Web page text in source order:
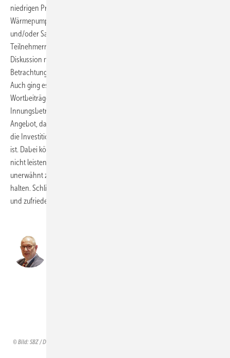
niedrigen Preisen beeindrucken lassen, die er durch
Wärmepumpenangebote im Web wahrnimmt. Fachunternehmer
und/oder Sachverständige, von denen es unter den Bufa-
Teilnehmern aus allen Landesverbänden etliche gibt, bereicherten die
Diskussion mit Beispielen über günstige Offerten, die bei genauer
Betrachtung als Minimalausstattungen eingeschätzt werden können.
Auch ging es um Mängel bei neu errichteten Anlagen. Aus den
Wortbeiträgen ließ sich zusammenfassen: Ein regional tätiger SHK-
Innungsbetrieb kümmere sich in aller Regel um ein individuelles
Angebot, das auf die Besonderheit der jeweiligen Immobilie und auf
die Investitionsbereitschaft des möglichen Auftraggebers abgestimmt
ist. Dabei könne und wolle man es sich in der kompetenten Beratung
nicht leisten, notwendige Tätigkeiten bei der WP-Installation
unerwähnt zu lassen, um den Komplettpreis möglichst attraktiv zu
halten. Schließlich sei es das Ziel, auf langfristige Kundenbeziehungen
und zufriedene Auftraggeber hinzuwirken.
Bild: SBZ / Dietrich